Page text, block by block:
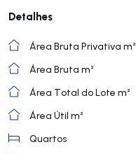
Detalhes
Área Bruta Privativa m²
Área Bruta m²
Área Total do Lote m²
Área Útil m²
Quartos